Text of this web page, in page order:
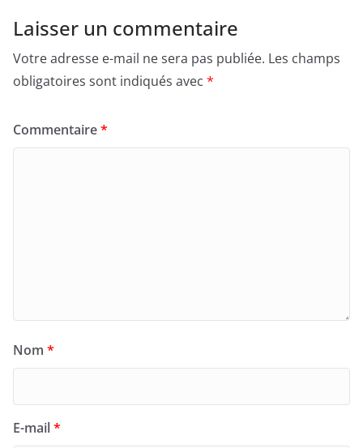
Laisser un commentaire
Votre adresse e-mail ne sera pas publiée. Les champs
obligatoires sont indiqués avec *
Commentaire*
Nom *
E-mail*